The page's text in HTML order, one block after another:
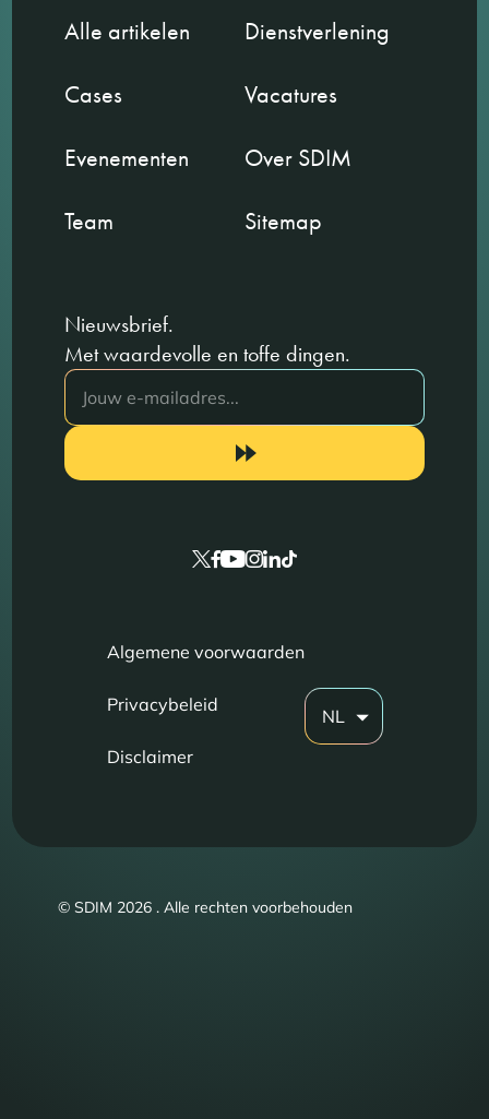
Alle artikelen
Dienstverlening
Cases
Vacatures
Evenementen
Over SDIM
Team
Sitemap
Nieuwsbrief.
Met waardevolle en toffe dingen.
Algemene voorwaarden
Privacybeleid
Disclaimer
NL
© SDIM 2026 . Alle rechten voorbehouden